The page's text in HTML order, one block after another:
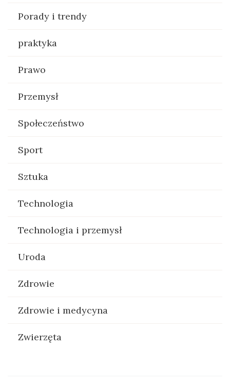
Porady i trendy
praktyka
Prawo
Przemysł
Społeczeństwo
Sport
Sztuka
Technologia
Technologia i przemysł
Uroda
Zdrowie
Zdrowie i medycyna
Zwierzęta